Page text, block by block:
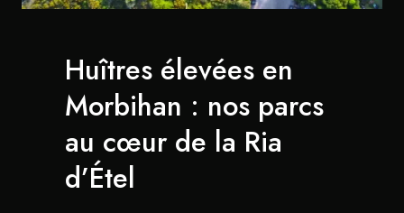
Huîtres élevées en
Morbihan : nos parcs
au cœur de la Ria
d’Étel